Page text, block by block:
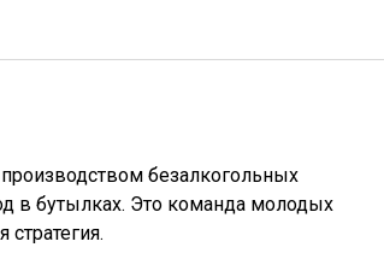
безалкогольных
в бутылках. Это команда молодых